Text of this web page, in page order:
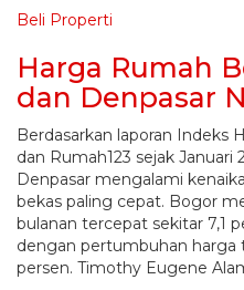
Beli Properti
Harga Rumah
dan Denpasar
Berdasarkan laporan Indeks
dan Rumah123 sejak
Denpasar mengalami
bekas paling cepat. Bogor
bulanan tercepat sekitar 7,1
dengan pertumbuhan harga
persen. Timothy Eugene